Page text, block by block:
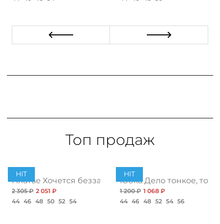
Топ продаж
HIT
Платье Хочется беззаботности, топ
2 305 ₽ 2 051 ₽
44 46 48 50 52 54
HIT
Юбка Дело тонкое, топ
1 200 ₽ 1 068 ₽
44 46 48 52 54 56